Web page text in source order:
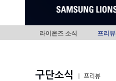
라이온즈 소식 프리뷰
구단소식
프리뷰